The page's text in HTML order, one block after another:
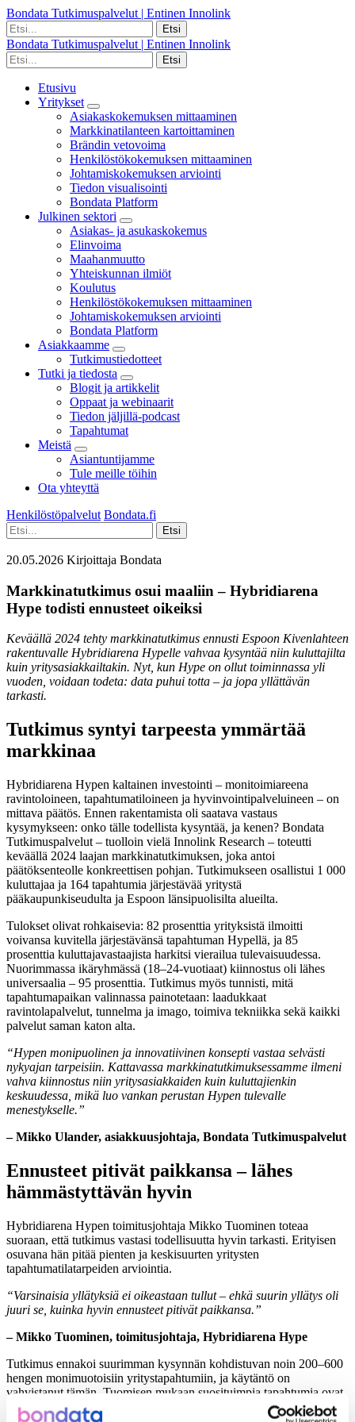
Bondata Tutkimuspalvelut | Entinen Innolink
Bondata Tutkimuspalvelut | Entinen Innolink
Etusivu
Yritykset
Asiakaskokemuksen mittaaminen
Markkinatilanteen kartoittaminen
Brändin vetovoima
Henkilöstökokemuksen mittaaminen
Johtamiskokemuksen arviointi
Tiedon visualisointi
Bondata Platform
Julkinen sektori
Asiakas- ja asukaskokemus
Elinvoima
Maahanmuutto
Yhteiskunnan ilmiöt
Koulutus
Henkilöstökokemuksen mittaaminen
Johtamiskokemuksen arviointi
Bondata Platform
Asiakkaamme
Tutkimustiedotteet
Tutki ja tiedosta
Blogit ja artikkelit
Oppaat ja webinaarit
Tiedon jäljillä-podcast
Tapahtumat
Meistä
Asiantuntijamme
Tule meille töihin
Ota yhteyttä
Henkilöstöpalvelut Bondata.fi
20.05.2026 Kirjoittaja Bondata
Markkinatutkimus osui maaliin – Hybridiarena
Hype todisti ennusteet oikeiksi
Keväällä 2024 tehty markkinatutkimus ennusti Espoon Kivenlahteen
rakentuvalle Hybridiarena Hypelle vahvaa kysyntää niin kuluttajilta
kuin yritysasiakkailtakin. Nyt, kun Hype on ollut toiminnassa yli
vuoden, voidaan todeta: data puhui totta – ja jopa yllättävän
tarkasti.
Tutkimus syntyi tarpeesta ymmärtää
markkinaa
Hybridiarena Hypen kaltainen investointi – monitoimiareena
ravintoloineen, tapahtumatiloineen ja hyvinvointipalveluineen – on
mittava päätös. Ennen rakentamista oli saatava vastaus
kysymykseen: onko tälle todellista kysyntää, ja kenen? Bondata
Tutkimuspalvelut – tuolloin vielä Innolink Research – toteutti
keväällä 2024 laajan markkinatutkimuksen, joka antoi
päätöksenteolle konkreettisen pohjan. Tutkimukseen osallistui 1 000
kuluttajaa ja 164 tapahtumia järjestävää yritystä
pääkaupunkiseudulta ja Espoon länsipuolisilta alueilta.
Tulokset olivat rohkaisevia: 82 prosenttia yrityksistä ilmoitti
voivansa kuvitella järjestävänsä tapahtuman Hypellä, ja 85
prosenttia kuluttajavastaajista harkitsi vierailua tulevaisuudessa.
Nuorimmassa ikäryhmässä (18–24-vuotiaat) kiinnostus oli lähes
universaalia – 95 prosenttia. Tutkimus myös tunnisti, mitä
tapahtumapaikan valinnassa painotetaan: laadukkaat
ravintolapalvelut, tunnelma ja imago, toimiva tekniikka sekä kaikki
palvelut saman katon alta.
“Hypen monipuolinen ja innovatiivinen konsepti vastaa selvästi
nykyajan tarpeisiin. Kattavassa markkinatutkimuksessamme ilmeni
vahva kiinnostus niin yritysasiakkaiden kuin kuluttajienkin
keskuudessa, mikä luo vankan perustan Hypen tulevalle
menestykselle.”
– Mikko Ulander, asiakkuusjohtaja, Bondata Tutkimuspalvelut
Ennusteet pitivät paikkansa – lähes
hämmästyttävän hyvin
Hybridiarena Hypen toimitusjohtaja Mikko Tuominen toteaa
suoraan, että tutkimus vastasi todellisuutta hyvin tarkasti. Erityisen
osuvana hän pitää pienten ja keskisuurten yritysten
tapahtumatilatarpeiden arviointia.
“Varsinaisia yllätyksiä ei oikeastaan tullut – ehkä suurin yllätys oli
juuri se, kuinka hyvin ennusteet pitivät paikkansa.”
– Mikko Tuominen, toimitusjohtaja, Hybridiarena Hype
Tutkimus ennakoi suurimman kysynnän kohdistuvan noin 200–600
hengen monimuotoisiin yritystapahtumiin, ja käytäntö on
vahvistanut tämän. Tuomisen mukaan suosituimpia tapahtumia ovat
yritystapahtumat ja -juhlat, konferenssit ja kongressit sekä